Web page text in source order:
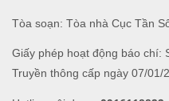
Tòa soạn: Tòa nhà Cục Tần
Giấy phép hoạt động báo chí:
Truyền thông cấp ngày 07/01/